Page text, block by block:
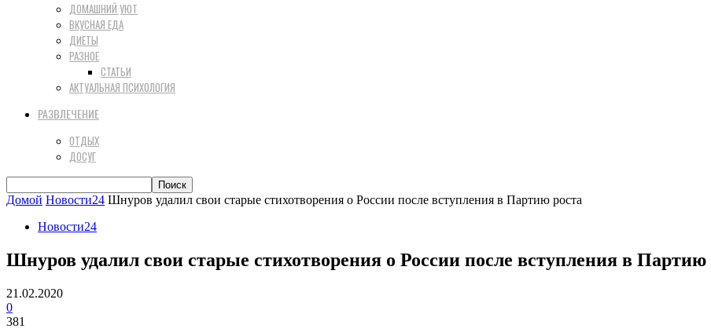
ДОМАШНИЙ УЮТ
ВКУСНАЯ ЕДА
ДИЕТЫ
РАЗНОЕ
СТАТЬИ
АКТУАЛЬНАЯ ПСИХОЛОГИЯ
РАЗВЛЕЧЕНИЕ
ОТДЫХ
ДОСУГ
Домой Новости24 Шнуров удалил свои старые стихотворения о России после вступления в Партию роста
Новости24
Шнуров удалил свои старые стихотворения о России после вступления в Партию
21.02.2020
0
381